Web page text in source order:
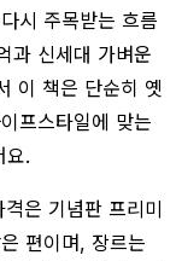
시 주목받는 흐름
과 신세대 가벼운
이 책은 단순히 옛
프스타일에 맞는
요.
은 기념판 프리미
편이며, 장르는